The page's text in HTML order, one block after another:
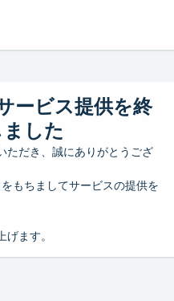
ービス提供を終
した
ただき、誠にありがとうござ
もちましてサービスの提供を
ます。